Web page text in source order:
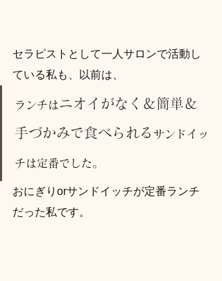
セラピストとして一人サロンで活動し
ている私も、以前は、
ランチはニオイがなく＆簡単＆
手づかみで食べられる サンドイッ
チは定番でした。
おにぎりorサンドイッチが定番ランチ
だった私です。